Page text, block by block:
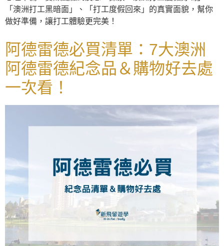
「澳洲打工黑暗面」、「打工度假回來」的真實面貌，幫你
做好準備，讓打工體驗更完美！
阿德雷德必買清單：7大澳洲
阿德雷德紀念品＆購物好去處
一次看！